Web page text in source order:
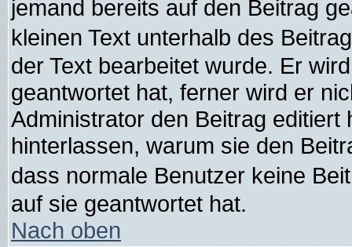
jemand bereits auf den Beitrag
kleinen Text unterhalb des
der Text bearbeitet wurde. Er
geantwortet hat, ferner wird er
Administrator den Beitrag
hinterlassen, warum sie den
dass normale Benutzer keine
auf sie geantwortet hat.
Nach oben